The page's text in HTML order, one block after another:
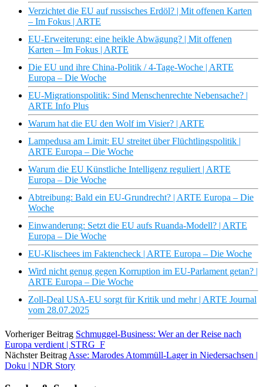
Verzichtet die EU auf russisches Erdöl? | Mit offenen Karten
– Im Fokus | ARTE
EU-Erweiterung: eine heikle Abwägung? | Mit offenen
Karten – Im Fokus | ARTE
Die EU und ihre China-Politik / 4-Tage-Woche | ARTE
Europa – Die Woche
EU-Migrationspolitik: Sind Menschenrechte Nebensache? |
ARTE Info Plus
Warum hat die EU den Wolf im Visier? | ARTE
Lampedusa am Limit: EU streitet über Flüchtlingspolitik |
ARTE Europa – Die Woche
Warum die EU Künstliche Intelligenz reguliert | ARTE
Europa – Die Woche
Abtreibung: Bald ein EU-Grundrecht? | ARTE Europa – Die
Woche
Einwanderung: Setzt die EU aufs Ruanda-Modell? | ARTE
Europa – Die Woche
EU-Klischees im Faktencheck | ARTE Europa – Die Woche
Wird nicht genug gegen Korruption im EU-Parlament getan? |
ARTE Europa – Die Woche
Zoll-Deal USA-EU sorgt für Kritik und mehr | ARTE Journal
vom 28.07.2025
Vorheriger Beitrag Schmuggel-Business: Wer an der Reise nach
Europa verdient | STRG_F
Nächster Beitrag Asse: Marodes Atommüll-Lager in Niedersachsen |
Doku | NDR Story